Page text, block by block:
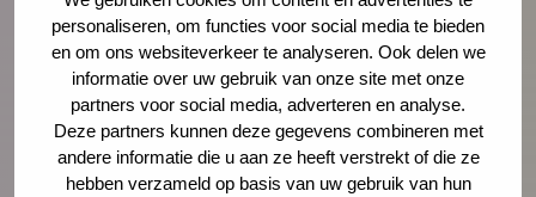
personaliseren, om functies voor social media te bieden
en om ons websiteverkeer te analyseren. Ook delen we
informatie over uw gebruik van onze site met onze
partners voor social media, adverteren en analyse.
Deze partners kunnen deze gegevens combineren met
andere informatie die u aan ze heeft verstrekt of die ze
hebben verzameld op basis van uw gebruik van hun
Inhoud van de methodiek
Algemene toepassing GIZ-methodiek
Registratie